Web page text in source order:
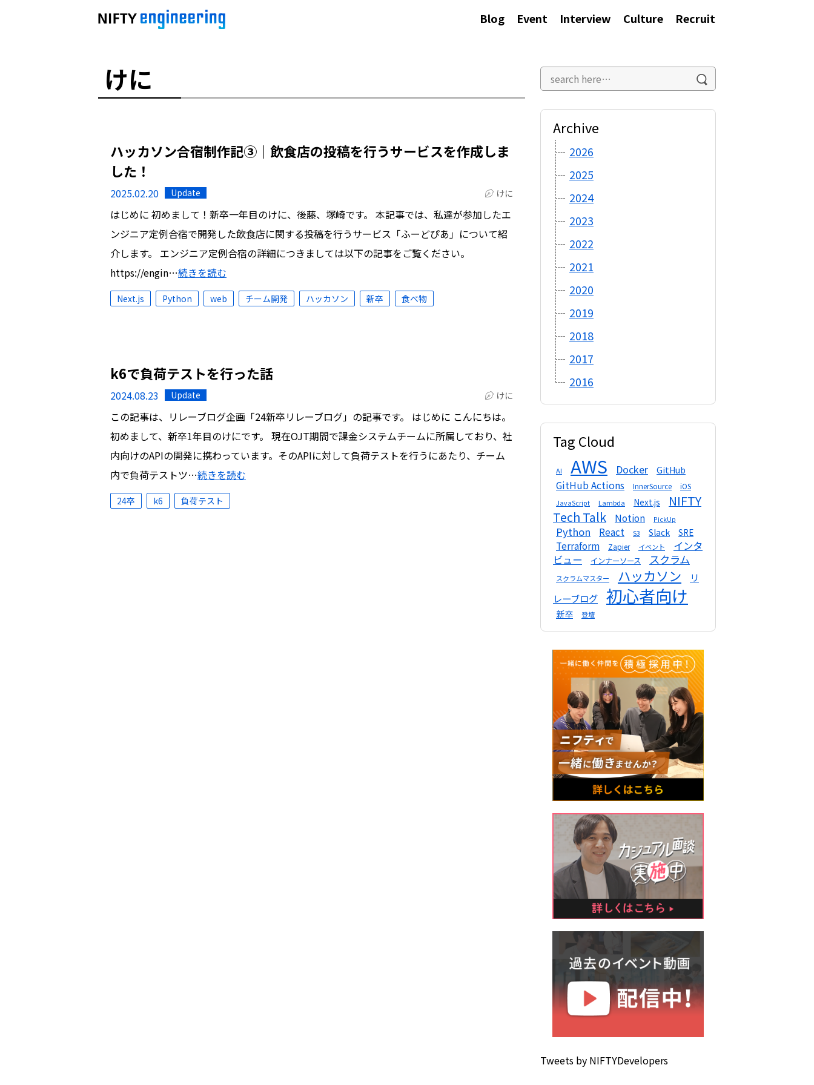
Blog Event Interview Culture Recruit
けに
ハッカソン合宿制作記③｜飲食店の投稿を行うサービスを作成しま
した！
2025.02.20 Update けに
はじめに 初めまして！新卒一年目のけに、後藤、塚崎です。 本記事では、私達が参加したエ
ンジニア定例合宿で開発した飲食店に関する投稿を行うサービス「ふーどぴあ」について紹
介します。 エンジニア定例合宿の詳細につきましては以下の記事をご覧ください。
https://engin…続きを読む
Next.js Python web チーム開発 ハッカソン 新卒 食べ物
k6で負荷テストを行った話
2024.08.23 Update けに
この記事は、リレーブログ企画「24新卒リレーブログ」の記事です。 はじめに こんにちは。
初めまして、新卒1年目のけにです。 現在OJT期間で課金システムチームに所属しており、社
内向けのAPIの開発に携わっています。そのAPIに対して負荷テストを行うにあたり、チーム
内で負荷テストツ…続きを読む
24卒 k6 負荷テスト
Archive
2026
2025
2024
2023
2022
2021
2020
2019
2018
2017
2016
Tag Cloud
AI AWS Docker GitHub
GitHub Actions InnerSource iOS
JavaScript Lambda Next.js
NIFTY
Tech Talk
Notion PickUp
Python React S3 Slack SRE
Terraform Zapier イベント
インタ
ビュー
インナーソース スクラム
スクラムマスター ハッカソン
リ
レーブログ
初心者向け
新卒 登壇
Tweets by NIFTYDevelopers